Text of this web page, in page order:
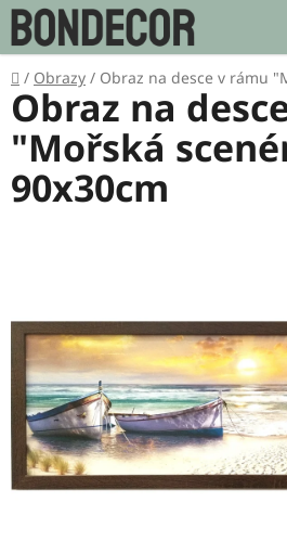
Přejít
na
obsah
Domů
/ Obrazy / Obraz na desce v rámu
Obraz na
"Mořská
90x30cm